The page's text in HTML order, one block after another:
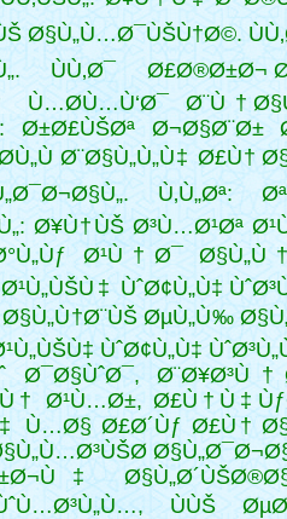
Ø§Ù„Ù…Ø¯ÙŠÙ†Ø©.
Ø£Ø®Ø±Ø¬
Ù…Ø­Ù…Ù‘Ø¯ Ø¨Ù†
Ø±Ø£ÙŠØª Ø¬Ø§Ø¨Ø±
Ø¨Ø§Ù„Ù„Ù‡ Ø£Ù†
Ù‚Ù„Øª:
Ø¥Ù†ÙŠ Ø³Ù…Ø¹Øª
Ø¹Ù†Ø¯
ÙˆØ¢Ù„Ù‡
ØµÙ„Ù‰
ÙˆØ¢Ù„Ù‡
Ø¯Ø§ÙˆØ¯,
Ø¹Ù…Ø±, Ø£Ù†Ù‡
Ù…Ø§ Ø£Ø´Ùƒ Ø£Ù†
ÙÙŠ